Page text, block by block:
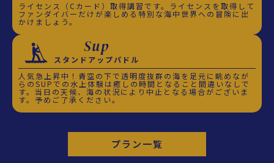
ライセンス（Cカード）取得講習です。ライセンスを取得して
ファンダイバーだけが楽しめる特別な海中世界への冒険に出
かけましょう。
Sup
スタンドアップパドル
人気急上昇中！青空の下で透明度抜群の海を足元に眺めなが
らのSUPでの水上体験は癒しの時間となること間違いなしで
す。当日の天候、海の状況により中止となる場合がございま
す。予めご了承ください。
プラン一覧